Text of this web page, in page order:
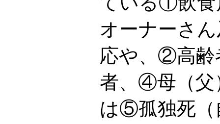
オーナーさ
応や、②高
者、④母（父
は⑤孤独死（